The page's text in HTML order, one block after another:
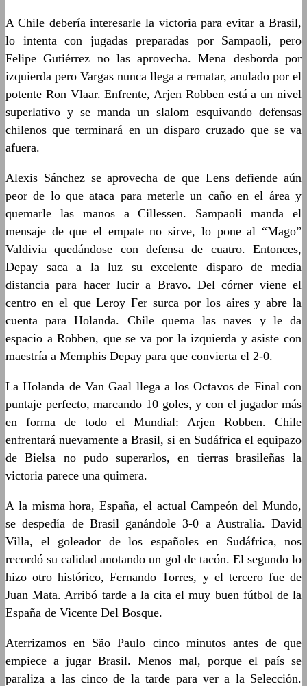
A Chile debería interesarle la victoria para evitar a Brasil,
lo intenta con jugadas preparadas por Sampaoli, pero
Felipe Gutiérrez no las aprovecha. Mena desborda por
izquierda pero Vargas nunca llega a rematar, anulado por el
potente Ron Vlaar. Enfrente, Arjen Robben está a un nivel
superlativo y se manda un slalom esquivando defensas
chilenos que terminará en un disparo cruzado que se va
afuera.
Alexis Sánchez se aprovecha de que Lens defiende aún
peor de lo que ataca para meterle un caño en el área y
quemarle las manos a Cillessen. Sampaoli manda el
mensaje de que el empate no sirve, lo pone al “Mago”
Valdivia quedándose con defensa de cuatro. Entonces,
Depay saca a la luz su excelente disparo de media
distancia para hacer lucir a Bravo. Del córner viene el
centro en el que Leroy Fer surca por los aires y abre la
cuenta para Holanda. Chile quema las naves y le da
espacio a Robben, que se va por la izquierda y asiste con
maestría a Memphis Depay para que convierta el 2-0.
La Holanda de Van Gaal llega a los Octavos de Final con
puntaje perfecto, marcando 10 goles, y con el jugador más
en forma de todo el Mundial: Arjen Robben. Chile
enfrentará nuevamente a Brasil, si en Sudáfrica el equipazo
de Bielsa no pudo superarlos, en tierras brasileñas la
victoria parece una quimera.
A la misma hora, España, el actual Campeón del Mundo,
se despedía de Brasil ganándole 3-0 a Australia. David
Villa, el goleador de los españoles en Sudáfrica, nos
recordó su calidad anotando un gol de tacón. El segundo lo
hizo otro histórico, Fernando Torres, y el tercero fue de
Juan Mata. Arribó tarde a la cita el muy buen fútbol de la
España de Vicente Del Bosque.
Aterrizamos en São Paulo cinco minutos antes de que
empiece a jugar Brasil. Menos mal, porque el país se
paraliza a las cinco de la tarde para ver a la Selección.